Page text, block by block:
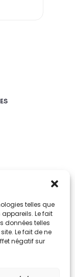
telles que
Le fait
données telles
Le fait de ne
négatif sur